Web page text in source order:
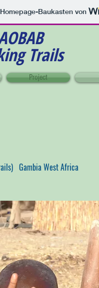
Baukasten von
Trails
Project
Gambia West Africa